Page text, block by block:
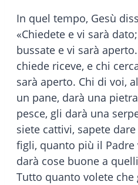
In quel tempo, Gesù
«Chiedete e vi sarà
bussate e vi sarà
chiede riceve, e chi
sarà aperto. Chi di voi,
un pane, darà una
pesce, gli darà una
siete cattivi, sapete
figli, quanto più il Padre
darà cose buone a
Tutto quanto volete